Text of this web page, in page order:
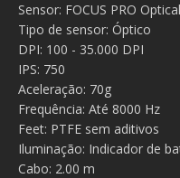
Sensor: FOCUS PRO
Tipo de sensor: Óptico
DPI: 100 - 35.000 DPI
IPS: 750
Aceleração: 70g
Frequência: Até 8000 Hz
Feet: PTFE sem aditivos
Iluminação: Indicador de
Cabo: 2.00 m